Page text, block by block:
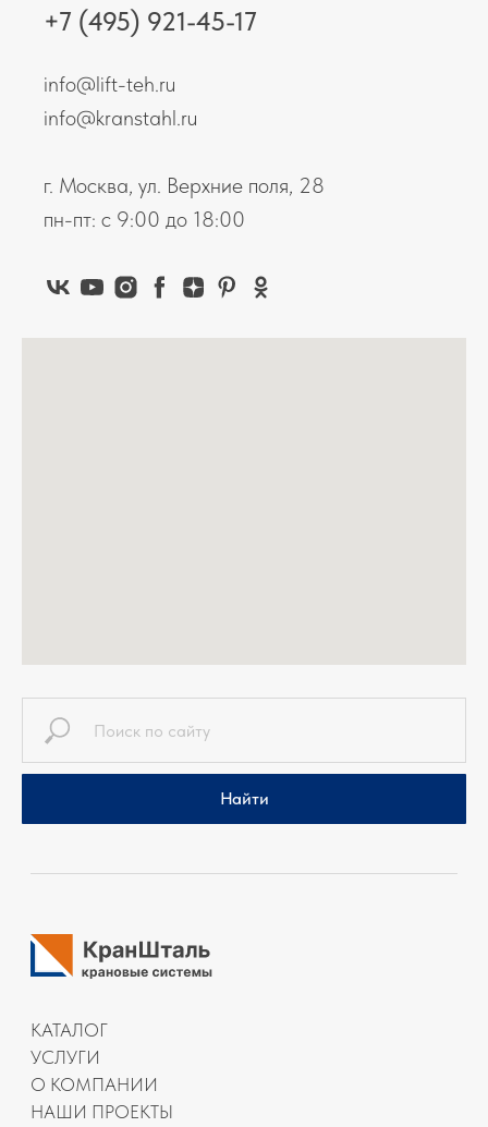
+7 (495) 921-45-17
info@lift-teh.ru
info@kranstahl.ru
г. Москва, ул. Верхние поля, 28
пн-пт: с 9:00 до 18:00
Найти
КАТАЛОГ
НАШИ ПРОЕКТЫ
СТАТЬИ